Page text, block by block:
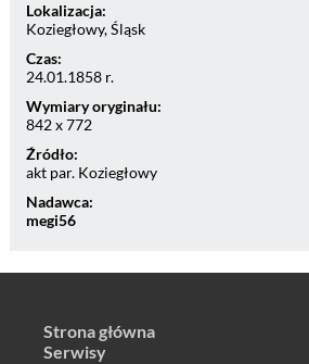
Lokalizacja:
Koziegłowy, Śląsk
Czas:
24.01.1858 r.
Wymiary oryginału:
842 x 772
Źródło:
akt par. Koziegłowy
Nadawca:
megi56
Strona główna
Serwisy